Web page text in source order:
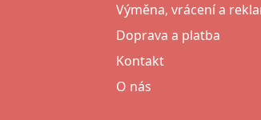
Výměna, vrácení a
Doprava a platba
Kontakt
O nás